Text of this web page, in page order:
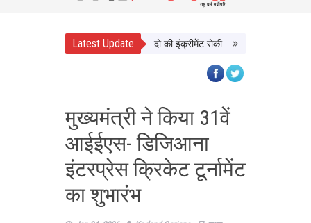
Latest Update
में दिखाई सख्ती, 3 अधिकारी निलंबित; दो की इंक्रीमेंट रोकी पंजाब चुनाव से पहले PM
मुख्यमंत्री ने किया 31वें
आईईएस- डिजिआना
इंटरप्रेस क्रिकेट टूर्नामेंट
का शुभारंभ